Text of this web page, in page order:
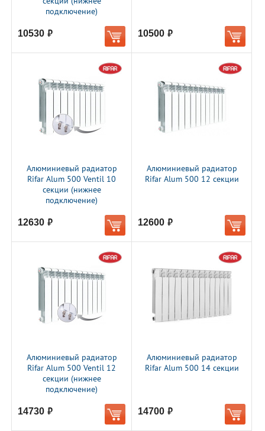
подключение)
10530 руб. 10500 руб.
Алюминиевый радиатор
Rifar Alum 500 Ventil 10
секции (нижнее
подключение)
12630 руб.
Алюминиевый радиатор
Rifar Alum 500 12 секции
12600 руб.
Алюминиевый радиатор
Rifar Alum 500 Ventil 12
секции (нижнее
подключение)
14730 руб.
Алюминиевый радиатор
Rifar Alum 500 14 секции
14700 руб.